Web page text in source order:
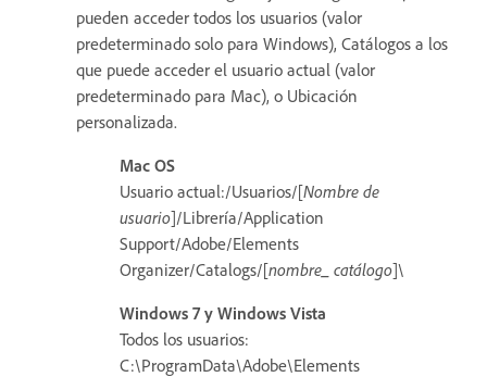
pueden acceder todos los usuarios (valor
predeterminado solo para Windows), Catálogos a los
que puede acceder el usuario actual (valor
predeterminado para Mac), o Ubicación
personalizada.
Mac OS
Usuario actual:/Usuarios/[Nombre de
usuario]/Librería/Application
Support/Adobe/Elements
Organizer/Catalogs/[nombre_ catálogo]\
Windows 7 y Windows Vista
Todos los usuarios:
C:\ProgramData\Adobe\Elements